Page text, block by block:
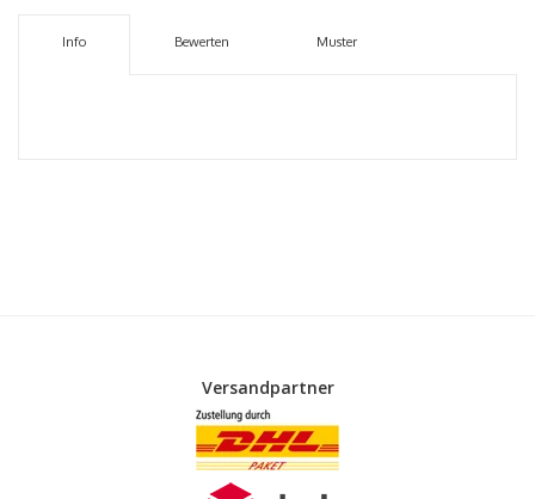
Info Bewerten Muster
Versandpartner